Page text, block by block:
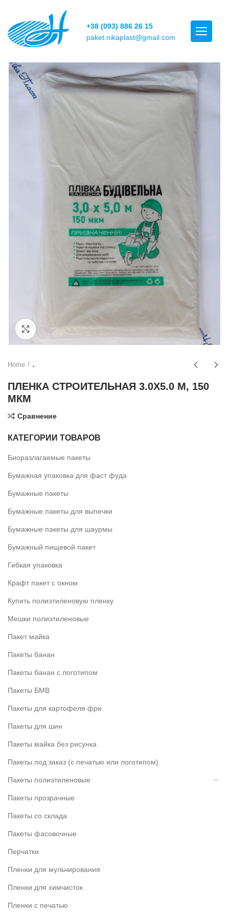
+38 (093) 886 26 15
paket.nikaplast@gmail.com
Click to enlarge
Home .
ПЛЕНКА СТРОИТЕЛЬНАЯ 3.0Х5.0 М, 150
МКМ
Сравнение
КАТЕГОРИИ ТОВАРОВ
Биоразлагаемые пакеты
Бумажная упаковка для фаст фуда
Бумажные пакеты
Бумажные пакеты для выпечки
Бумажные пакеты для шаурмы
Бумажный пищевой пакет
Гибкая упаковка
Крафт пакет с окном
Купить полиэтиленовую пленку
Мешки полиэтиленовые
Пакет майка
Пакеты банан
Пакеты банан с логотипом
Пакеты БМВ
Пакеты для картофеля фри
Пакеты для шин
Пакеты майка без рисунка
Пакеты под заказ (с печатью или логотипом)
Пакеты полиэтиленовые
Пакеты прозрачные
Пакеты со склада
Пакеты фасовочные
Перчатки
Пленки для мульчирования
Пленки для химчисток
Пленки с печатью